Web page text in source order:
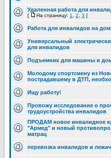
Удаленная работа для
[ На страницу: 1 2 3 ]
Работа для инвалидов на
Универсальный
для инвалидов
Подъемник для машины и
Молодому спортсмену из
пострадавшему в ДТП,
Ищу работу!
Провожу исследование о
трудоустройства инвалидов
ПРОДАМ новое инвалидное
"Армед" и новый
матрац
перевозка инвалидов и